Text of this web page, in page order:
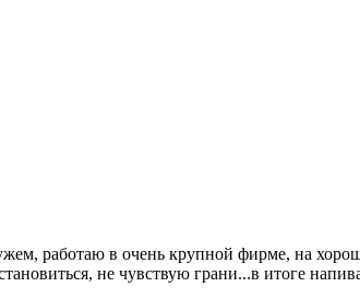
работаю в очень крупной фирме, на
не чувствую грани...в итоге